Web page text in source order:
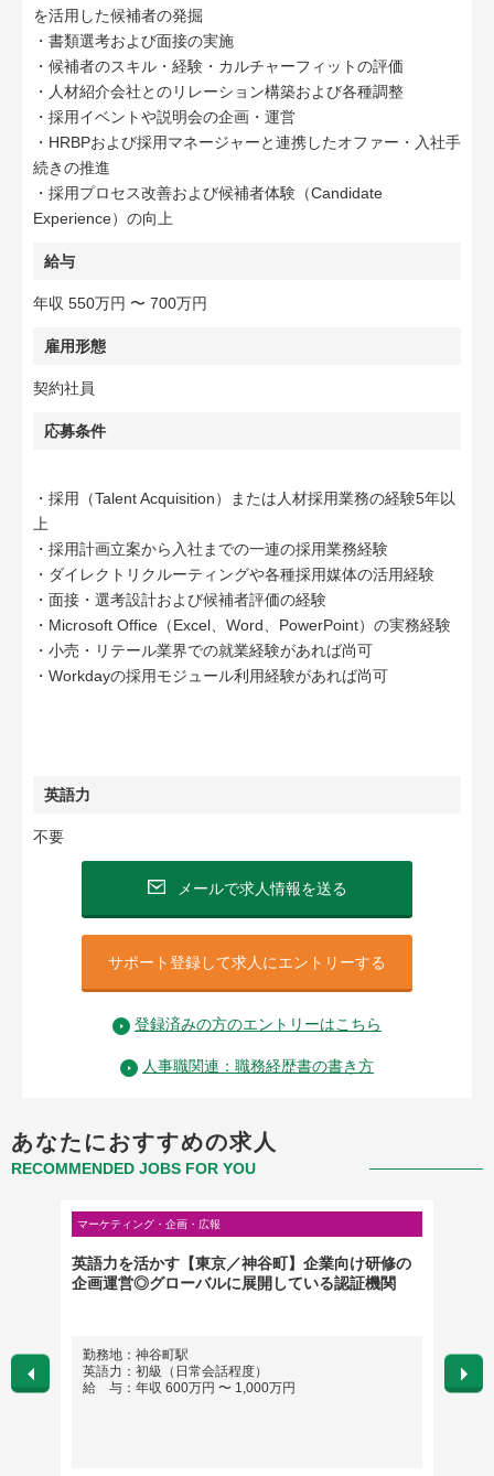
を活用した候補者の発掘
・書類選考および面接の実施
・候補者のスキル・経験・カルチャーフィットの評価
・人材紹介会社とのリレーション構築および各種調整
・採用イベントや説明会の企画・運営
・HRBPおよび採用マネージャーと連携したオファー・入社手
続きの推進
・採用プロセス改善および候補者体験（Candidate
Experience）の向上
給与
年収 550万円 〜 700万円
雇用形態
契約社員
応募条件
・採用（Talent Acquisition）または人材採用業務の経験5年以
上
・採用計画立案から入社までの一連の採用業務経験
・ダイレクトリクルーティングや各種採用媒体の活用経験
・面接・選考設計および候補者評価の経験
・Microsoft Office（Excel、Word、PowerPoint）の実務経験
・小売・リテール業界での就業経験があれば尚可
・Workdayの採用モジュール利用経験があれば尚可
英語力
不要
メールで求人情報を送る
サポート登録して求人にエントリーする
登録済みの方のエントリーはこちら
人事職関連：職務経歴書の書き方
あなたにおすすめの求人
RECOMMENDED JOBS FOR YOU
マーケティング・企画・広報
英語力を活かす【東京／神谷町】企業向け研修の
企画運営◎グローバルに展開している認証機関
勤務地：神谷町駅
英語力：初級（日常会話程度）
給 与：年収 600万円 〜 1,000万円
勤務
英語
給